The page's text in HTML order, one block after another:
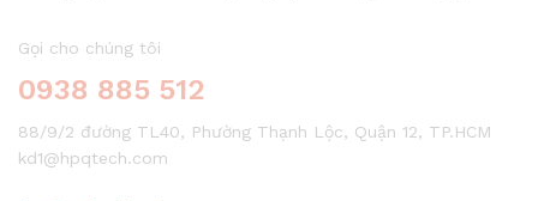
Gọi cho chúng tôi
0938 885 512
88/9/2 đường TL40, Phường Thạnh Lộc, Quận 12, TP.HCM
kd1@hpqtech.com